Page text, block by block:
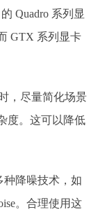
Quadro 系列显
GTX 系列显卡
，尽量简化场景
度。这可以降低
种降噪技术，如
。合理使用这